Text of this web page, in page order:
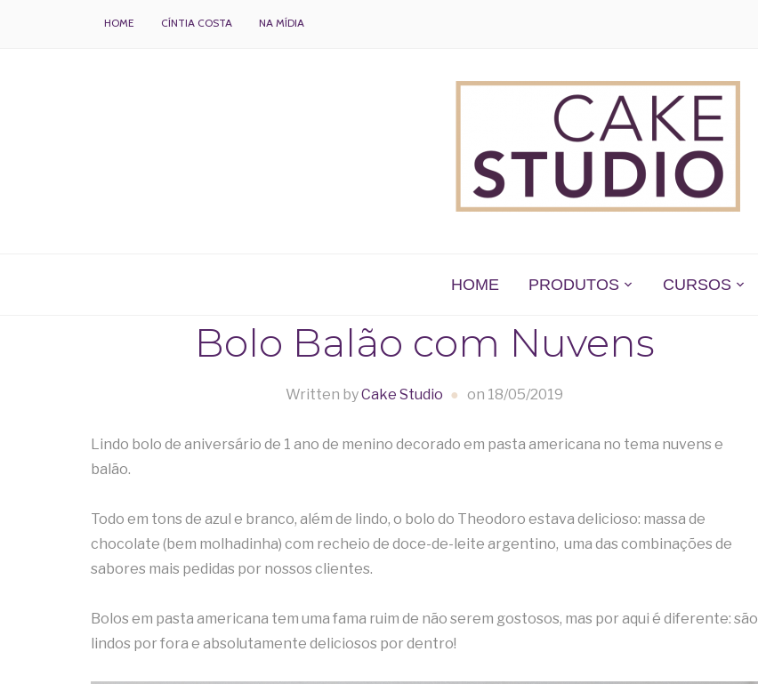
HOME CÍNTIA COSTA NA MÍDIA
HOME PRODUTOS CURSOS
Bolo Balão com Nuvens
Written byCake Studio on 18/05/2019
Lindo bolo de aniversário de 1 ano de menino decorado em pasta americana no tema nuvens e
balão.
Todo em tons de azul e branco, além de lindo, o bolo do Theodoro estava delicioso: massa de
chocolate (bem molhadinha) com recheio de doce-de-leite argentino, uma das combinações de
sabores mais pedidas por nossos clientes.
Bolos em pasta americana tem uma fama ruim de não serem gostosos, mas por aqui é diferente: são
lindos por fora e absolutamente deliciosos por dentro!